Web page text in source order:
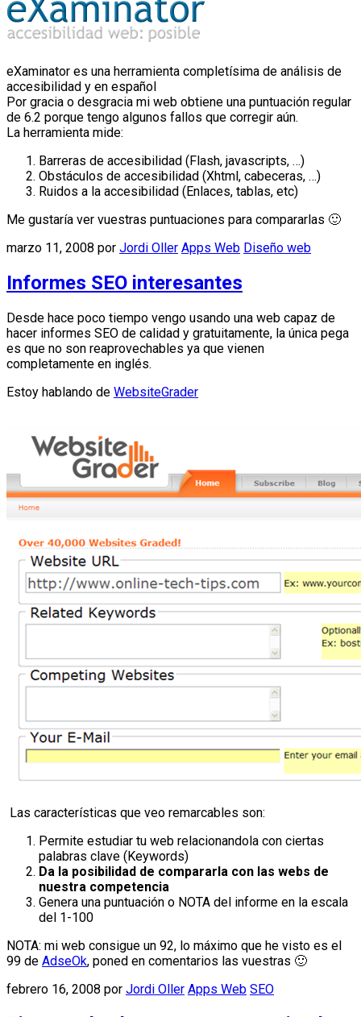
eXaminator es una herramienta completísima de análisis de
accesibilidad y en español
Por gracia o desgracia mi web obtiene una puntuación regular
de 6.2 porque tengo algunos fallos que corregir aún.
La herramienta mide:
Barreras de accesibilidad (Flash, javascripts, …)
Obstáculos de accesibilidad (Xhtml, cabeceras, …)
Ruidos a la accesibilidad (Enlaces, tablas, etc)
Me gustaría ver vuestras puntuaciones para compararlas 🙂
marzo 11, 2008 por Jordi Oller Apps Web Diseño web
Informes SEO interesantes
Desde hace poco tiempo vengo usando una web capaz de
hacer informes SEO de calidad y gratuitamente, la única pega
es que no son reaprovechables ya que vienen
completamente en inglés.
Estoy hablando de WebsiteGrader
Las características que veo remarcables son:
Permite estudiar tu web relacionandola con ciertas
palabras clave (Keywords)
Da la posibilidad de compararla con las webs de
nuestra competencia
Genera una puntuación o NOTA del informe en la escala
del 1-100
NOTA: mi web consigue un 92, lo máximo que he visto es el
99 de AdseOk, poned en comentarios las vuestras 🙂
febrero 16, 2008 por Jordi Oller Apps Web SEO